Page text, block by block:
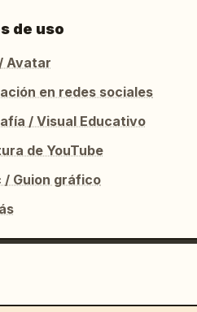
de uso
Avatar
en redes sociales
/ Visual Educativo
de YouTube
/ Guion gráfico